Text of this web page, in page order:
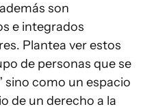
son
e integrados
Plantea ver estos
de personas que se
sino como un espacio
de un derecho a la